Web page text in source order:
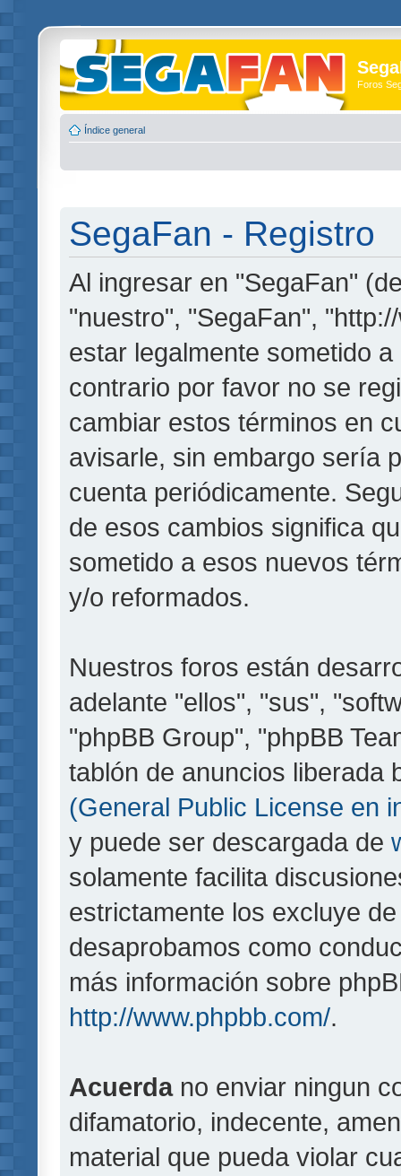
Foros
Índice general
SegaFan - Registro
Al ingresar en "SegaFan"
"nuestro", "SegaFan",
estar legalmente sometido
contrario por favor no se
cambiar estos términos en
avisarle, sin embargo sería
cuenta periódicamente.
de esos cambios significa
sometido a esos nuevos
y/o reformados.
Nuestros foros están
adelante "ellos", "sus",
"phpBB Group", "phpBB
tablón de anuncios liberada
(General Public License en
y puede ser descargada de
solamente facilita
estrictamente los excluye
desaprobamos como
más información sobre
http://www.phpbb.com/.
Acuerdano enviar ningun
difamatorio, indecente,
material que pueda violar